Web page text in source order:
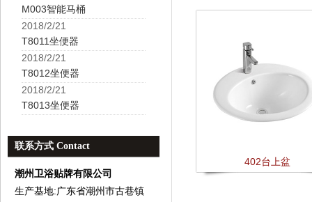
M003智能马桶
2018/2/21
T8011坐便器
2018/2/21
T8012坐便器
2018/2/21
T8013坐便器
联系方式 Contact
潮州卫浴贴牌有限公司
生产基地:广东省潮州市古巷镇
402台上盆